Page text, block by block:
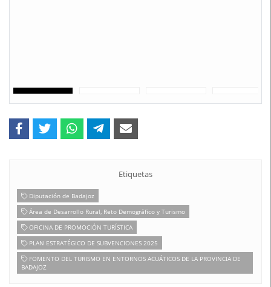
Etiquetas
Diputación de Badajoz
Área de Desarrollo Rural, Reto Demográfico y Turismo
OFICINA DE PROMOCIÓN TURÍSTICA
PLAN ESTRATÉGICO DE SUBVENCIONES 2025
FOMENTO DEL TURISMO EN ENTORNOS ACUÁTICOS DE LA PROVINCIA DE
BADAJOZ